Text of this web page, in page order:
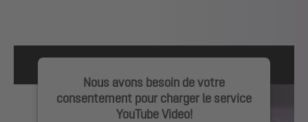
Nous avons besoin de votre
consentement pour charger le service
YouTube Video!